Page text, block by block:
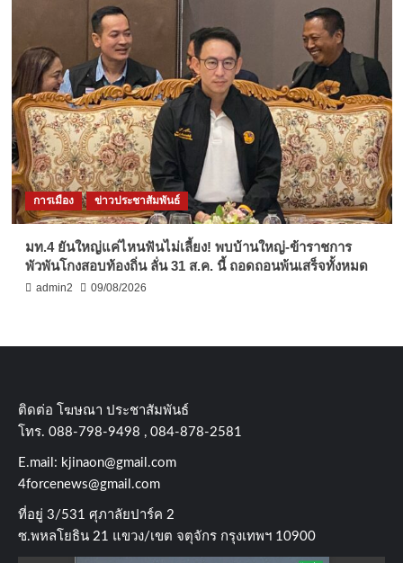
การเมือง ข่าวประชาสัมพันธ์
มท.4 ยันใหญ่แค่ไหนฟันไม่เลี้ยง! พบบ้านใหญ่-ข้าราชการ
พัวพันโกงสอบท้องถิ่น ลั่น 31 ส.ค. นี้ ถอดถอนพ้นเสร็จทั้งหมด
admin2 09/08/2026
ติดต่อ​ โฆษณา​ ประชาสัมพันธ์
โทร​. 088-798-9498 , 084-878-2581
E.mail: kjinaon@gmail.com
4forcenews@gmail.com
ที่อยู่​ 3/531​ ศุภาลัยปาร์ค​ 2
ซ.พหลโยธิน​ 21​ แขวง/เขต​ จตุจักร​ กรุงเทพฯ 10900